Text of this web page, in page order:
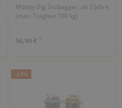
Mobby Dig Sitzbagger, ab 3 Jahre
(max. Traglast 100 kg)
56,99 € *
-24%